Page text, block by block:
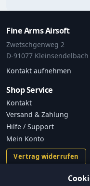
Fine Arms Airsoft
Zwetschgenweg 2
D-91077 Kleinsendelbach
Kontakt aufnehmen
Shop Service
Kontakt
Versand & Zahlung
Hilfe / Support
Mein Konto
Vertrag widerrufen